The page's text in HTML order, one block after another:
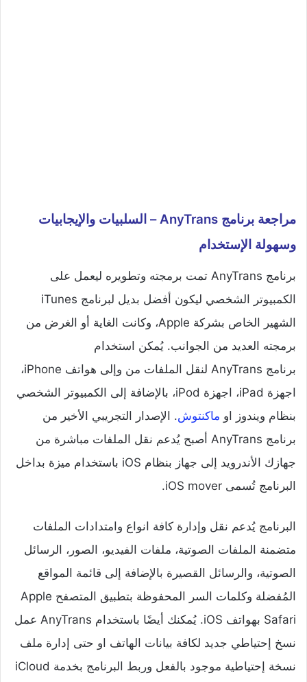
مراجعة برنامج AnyTrans – السلبيات والإيجابيات
وسهولة الإستخدام
برنامج AnyTrans تمت برمجته وتطويره ليعمل على
الكمبيوتر الشخصي ليكون أفضل بديل لبرنامج iTunes
الشهير الخاص بشركة Apple، وكانت الغاية أو الغرض من
برمجته العديد من الجوانب. يُمكن استخدام
برنامج AnyTrans لنقل الملفات من وإلى هواتف iPhone،
اجهزة iPad، اجهزة iPod، بالإضافة إلى الكمبيوتر الشخصي
بنظام ويندوز او ماكنتوش. الإصدار التجريبي الأخير من
برنامج AnyTrans أصبح يُدعم نقل الملفات مباشرة من
جهازك الأندرويد إلى جهاز بنظام iOS باستخدام ميزة بداخل
البرنامج تُسمى iOS mover.
البرنامج يُدعم نقل وإدارة كافة انواع وامتدادات الملفات
متضمنة الملفات الصوتية، ملفات الفيديو، الصور، الرسائل
الصوتية، والرسائل القصيرة بالإضافة إلى قائمة المواقع
المُفضلة وكلمات السر المحفوظة بتطبيق المتصفح Apple
Safari بهواتف iOS. يُمكنك أيضًا باستخدام AnyTrans عمل
نسخ إحتياطي جديد لكافة بيانات الهاتف او حتى إدارة ملف
نسخة إحتياطية موجود بالفعل وربط البرنامج بخدمة iCloud